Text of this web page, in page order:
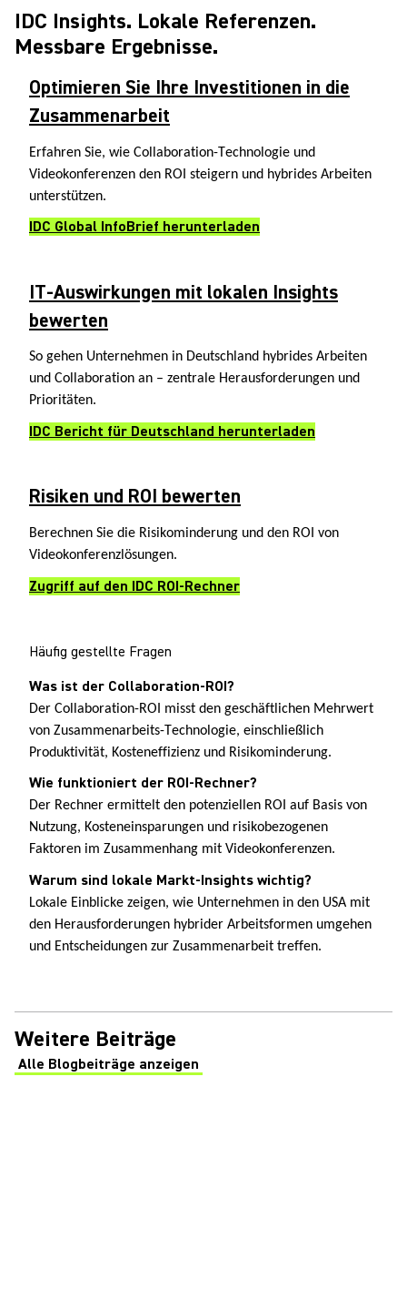
IDC Insights. Lokale Referenzen.
Messbare Ergebnisse.
Optimieren Sie Ihre Investitionen in die
Zusammenarbeit
Erfahren Sie, wie Collaboration-Technologie und
Videokonferenzen den ROI steigern und hybrides Arbeiten
unterstützen.
IDC Global InfoBrief herunterladen
IT-Auswirkungen mit lokalen Insights
bewerten
So gehen Unternehmen in Deutschland hybrides Arbeiten
und Collaboration an – zentrale Herausforderungen und
Prioritäten.
IDC Bericht für Deutschland herunterladen
Risiken und ROI bewerten
Berechnen Sie die Risikominderung und den ROI von
Videokonferenzlösungen.
Zugriff auf den IDC ROI-Rechner
Häufig gestellte Fragen
Was ist der Collaboration-ROI?
Der Collaboration-ROI misst den geschäftlichen Mehrwert
von Zusammenarbeits-Technologie, einschließlich
Produktivität, Kosteneffizienz und Risikominderung.
Wie funktioniert der ROI-Rechner?
Der Rechner ermittelt den potenziellen ROI auf Basis von
Nutzung, Kosteneinsparungen und risikobezogenen
Faktoren im Zusammenhang mit Videokonferenzen.
Warum sind lokale Markt-Insights wichtig?
Lokale Einblicke zeigen, wie Unternehmen in den USA mit
den Herausforderungen hybrider Arbeitsformen umgehen
und Entscheidungen zur Zusammenarbeit treffen.
Weitere Beiträge
Alle Blogbeiträge anzeigen
(Opens in a new tab)